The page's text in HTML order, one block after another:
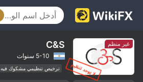
غير منظم C&S
5-10 سنوات
ترخيص تنظيمي مشكوك فيه
مخاطر عالية
0
0
1
2